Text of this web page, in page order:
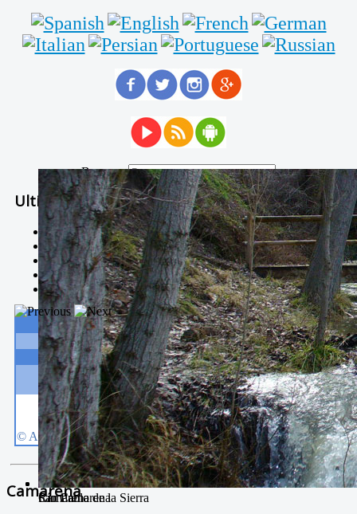
Buscar...
San Pablo
Camarena de la Sierra
Río Camarena
Ultimas Noticias
Solidaria carrera - 7 TÉRMINOS XTREM
Temporal de Febrero
Nevada Enero 2018
La estación de esquí de Javalambre abrirán este sábado
Larga vida a las escuelas
Camarena